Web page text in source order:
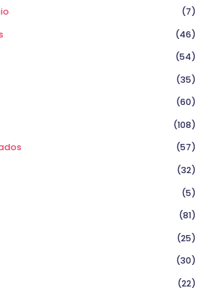
(7)
(46)
(54)
(35)
(60)
(108)
(57)
(32)
(5)
(81)
(25)
(30)
(22)